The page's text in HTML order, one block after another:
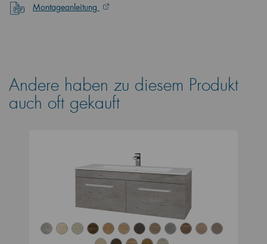
Montageanleitung
Andere haben zu diesem Produkt
auch oft gekauft